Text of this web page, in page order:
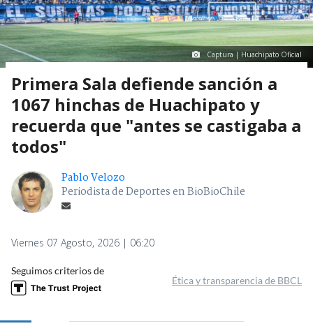
Captura | Huachipato Oficial
Primera Sala defiende sanción a
1067 hinchas de Huachipato y
recuerda que "antes se castigaba a
todos"
Pablo Velozo
Periodista de Deportes en BioBioChile
Viernes 07 Agosto, 2026 | 06:20
Seguimos criterios de
Ética y transparencia de BBCL